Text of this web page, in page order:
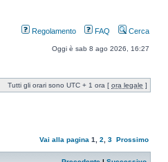
Regolamento FAQ Cerca
Oggi è sab 8 ago 2026, 16:27
Tutti gli orari sono UTC + 1 ora [ ora legale ]
Vai alla pagina 1 2 3 Prossimo